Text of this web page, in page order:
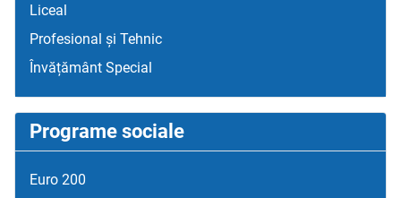
Liceal
Profesional și Tehnic
Învățământ Special
Programe sociale
Euro 200